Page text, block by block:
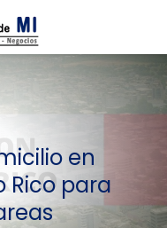
en
Rico para